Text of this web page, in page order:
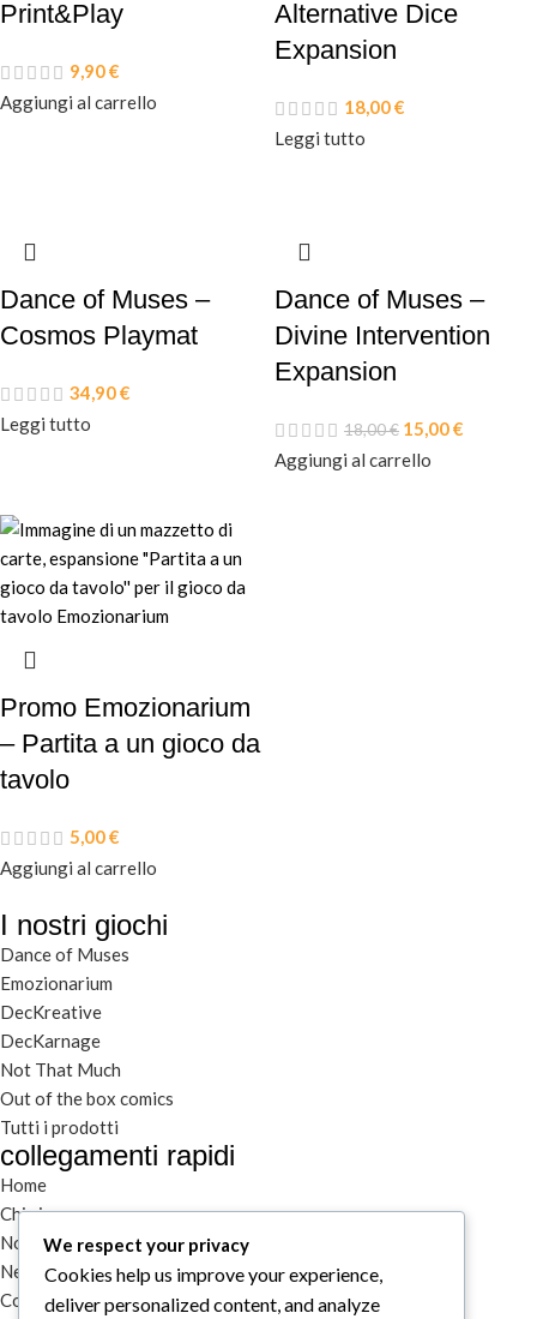
Print&Play
9,90€
Aggiungi al carrello
Alternative Dice
Expansion
18,00€
Leggi tutto
Dance of Muses –
Cosmos Playmat
34,90€
Leggi tutto
Dance of Muses –
Divine Intervention
Expansion
18,00€ 15,00€
Aggiungi al carrello
Promo Emozionarium
– Partita a un gioco da
tavolo
5,00€
Aggiungi al carrello
I nostri giochi
Dance of Muses
Emozionarium
DecKreative
DecKarnage
Not That Much
Out of the box comics
Tutti i prodotti
collegamenti rapidi
Home
Chi siamo
Notizie
Newsletter
Contatti
We respect your privacy
Cookies help us improve your experience,
deliver personalized content, and analyze